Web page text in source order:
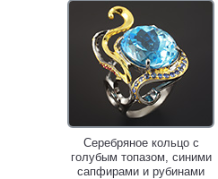
Серебряное кольцо с
голубым топазом, синими
сапфирами и рубинами